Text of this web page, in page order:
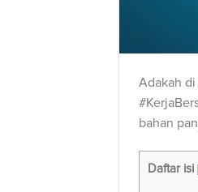
Adakah
bahan
Daftar isi